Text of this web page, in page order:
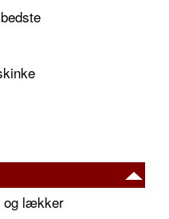
og lækker